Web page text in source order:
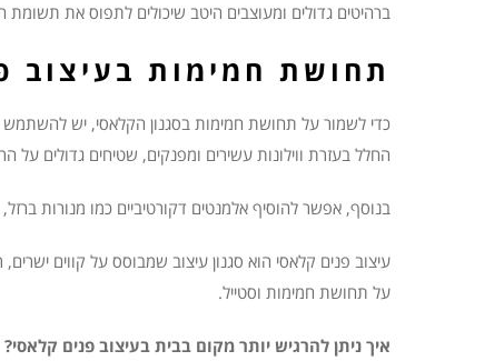
ברהיטים גדולים ומעוצבים היטב שיכולים לתפוס את
תחושת חמימות בעיצוב
כדי לשמור על תחושת חמימות בסגנון הקלאסי, יש להשתמש
החלל בעזרת ווילונות עשירים ומפנקים, שטיחים גדולים על
בנוסף, אפשר להוסיף אלמנטים דקורטיביים כמו מנורות
עיצוב פנים קלאסי הוא סגנון עיצוב שמבוסס על קווים
על תחושת חמימות וסטייל.
איך ניתן להרגיש יותר מקום בבית בעיצוב פנים קלאסי?